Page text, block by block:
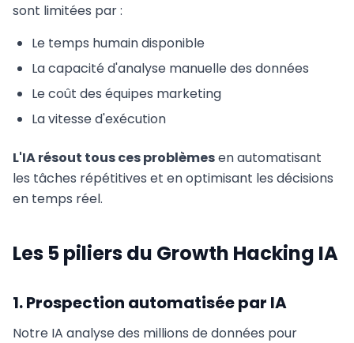
sont limitées par :
Le temps humain disponible
La capacité d'analyse manuelle des données
Le coût des équipes marketing
La vitesse d'exécution
L'IA résout tous ces problèmesen automatisant
les tâches répétitives et en optimisant les décisions
en temps réel.
Les 5 piliers du Growth Hacking IA
1. Prospection automatisée par IA
Notre IA analyse des millions de données pour